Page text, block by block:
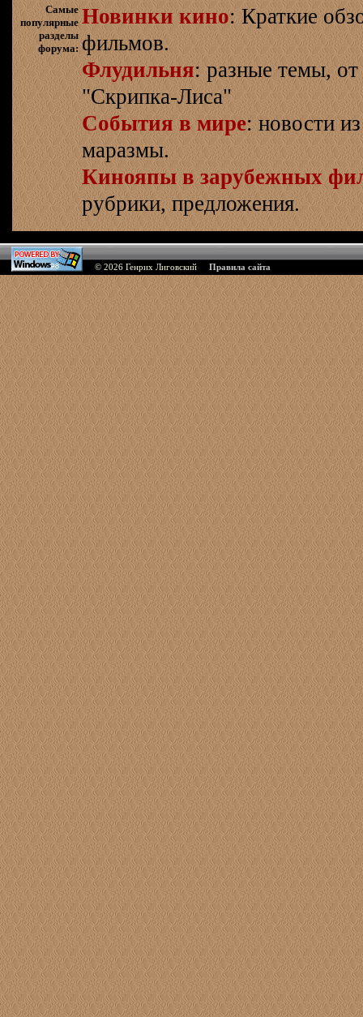
Самые
популярные
разделы
форума:
Новинки кино: Краткие
фильмов.
Флудильня: разные темы,
"Скрипка-Лиса"
События в мире: новости
маразмы.
Кинояпы в зарубежных
рубрики, предложения.
© 2026 Генрих Лиговский Правила сайта